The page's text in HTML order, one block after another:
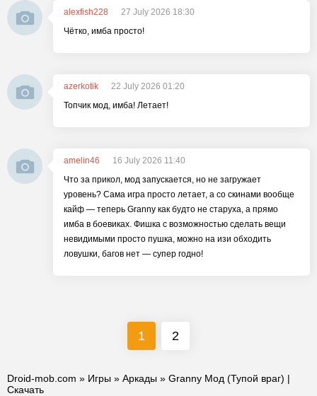
alexfish228
27 July 2026 18:30
Чётко, имба просто!
azerkotik
22 July 2026 01:20
Топчик мод, имба! Летает!
amelin46
16 July 2026 11:40
Что за прикол, мод запускается, но не загружает
уровень? Сама игра просто летает, а со скинами вообще
кайф — теперь Granny как будто не старуха, а прямо
имба в боевиках. Фишка с возможностью сделать вещи
невидимыми просто пушка, можно на изи обходить
ловушки, багов нет — супер годно!
1 2
Droid-mob.com » Игры » Аркады » Granny Мод (Тупой враг) |
Скачать